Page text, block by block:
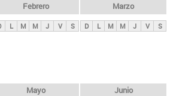
Febrero
L M M J V S
Marzo
D L M M J V S
Mayo Junio